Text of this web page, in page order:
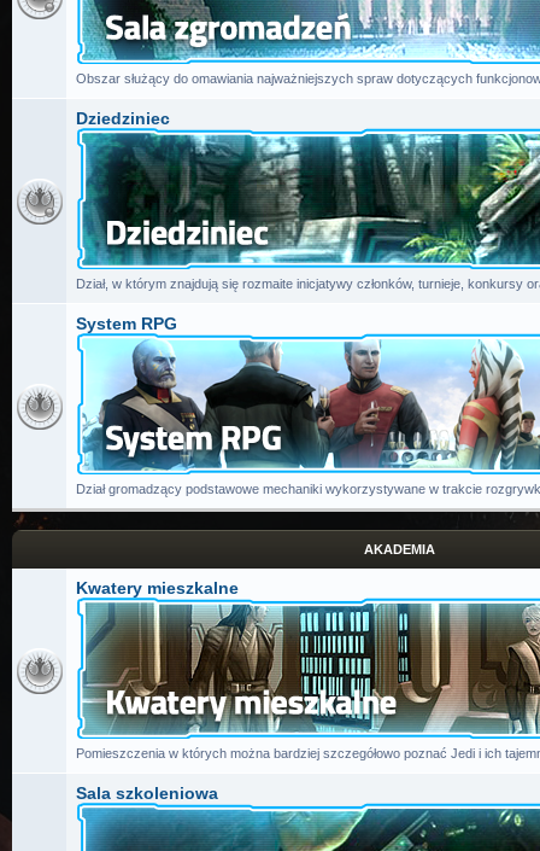
Obszar służący do omawiania najważniejszych spraw dotyczących
Dziedziniec
Dział, w którym znajdują się rozmaite inicjatywy członków, turnieje, konkursy
System RPG
Dział gromadzący podstawowe mechaniki wykorzystywane w trakcie
AKADEMIA
Kwatery mieszkalne
Pomieszczenia w których można bardziej szczegółowo poznać Jedi i ich
Sala szkoleniowa